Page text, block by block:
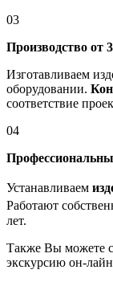
03
Производство от
Изготавливаем
оборудовании.
соответствие
04
Устанавливаем
Работают
лет.
Также Вы можете
экскурсию он-лайн